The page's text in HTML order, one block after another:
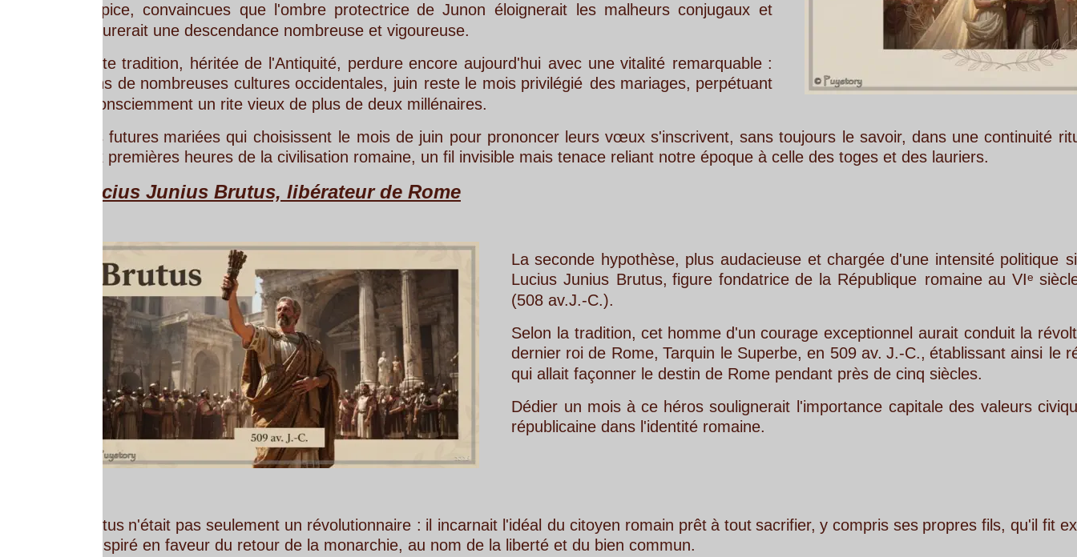
convaincues que l'ombre protectrice de Junon éloignerait les malheurs conjugaux et
une descendance nombreuse et vigoureuse.
héritée de l'Antiquité, perdure encore aujourd'hui avec une vitalité remarquable
:
nombreuses cultures occidentales, juin reste le mois privilégié des mariages,
perpétuant
un rite vieux de plus de deux millénaires.
mariées qui choisissent le mois de juin pour prononcer leurs vœux s'inscrivent, sans toujours le savoir, dans une continuité rituelle qui
premières heures de la civilisation romaine, un fil invisible mais tenace reliant notre époque à celle des toges et des lauriers.
Junius Brutus, libérateur de Rome
hypothèse, plus audacieuse et chargée d'une intensité politique singulière,
Lucius
Brutus, figure fondatrice de la République romaine au VIᵉ siècle avant notre
(508 av.J.-C.).
Selon
tradition, cet homme d'un courage exceptionnel aurait conduit la révolte qui renversa
dernier
Rome, Tarquin le Superbe, en 509 av. J.-C., établissant ainsi le régime
qui allait façonner le destin de Rome pendant près de cinq siècles.
Dédier
mois à ce héros soulignerait l'importance capitale des valeurs civiques et de la
républicaine dans l'identité romaine.
seulement un révolutionnaire : il incarnait l'idéal du citoyen romain prêt à tout sacrifier, y compris ses propres fils, qu'il fit exécuter pour
en faveur du retour de la monarchie, au nom de la liberté et du bien commun.